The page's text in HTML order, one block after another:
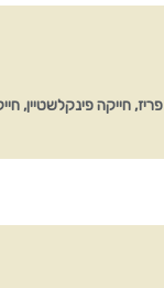
חייקה פינקלשטיין,